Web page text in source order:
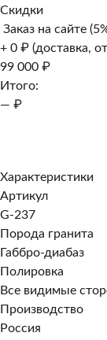
Скидки
Заказ на сайте
+ 0 ₽ (доставка,
99 000 ₽
Итого:
— ₽
Характеристики
Артикул
G-237
Порода гранита
Габбро-диабаз
Полировка
Все видимые
Производство
Россия